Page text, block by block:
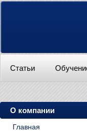
Статьи
О компании
Главная